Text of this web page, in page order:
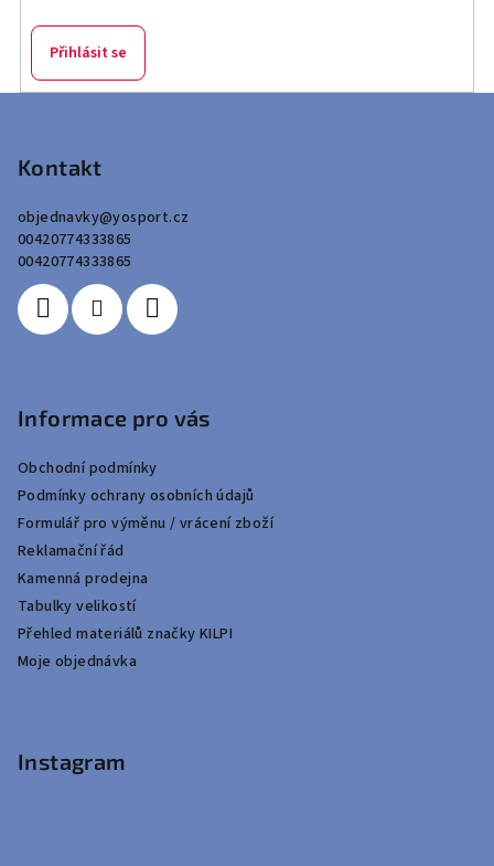
Přihlásit se
Kontakt
objednavky@yosport.cz
00420774333865
00420774333865
Informace pro vás
Obchodní podmínky
Podmínky ochrany osobních údajů
Formulář pro výměnu / vrácení zboží
Reklamační řád
Kamenná prodejna
Tabulky velikostí
Přehled materiálů značky KILPI
Moje objednávka
Instagram